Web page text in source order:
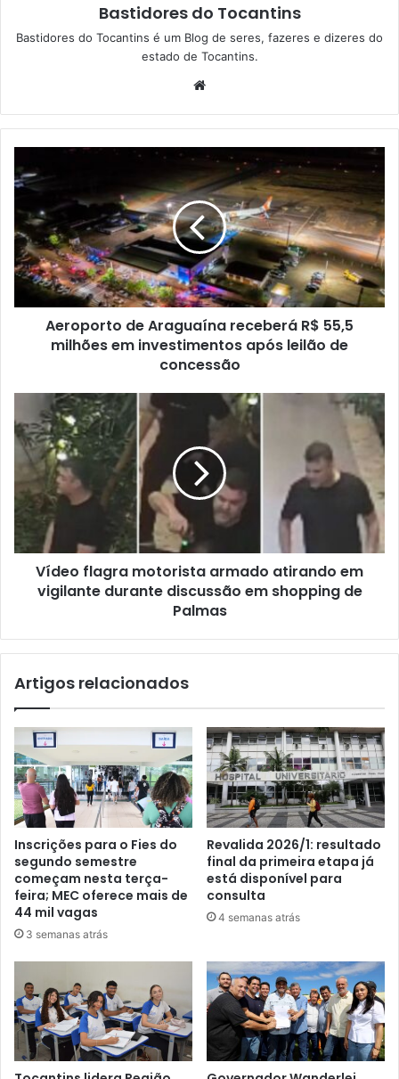
Bastidores do Tocantins
Bastidores do Tocantins é um Blog de seres, fazeres e dizeres do
estado de Tocantins.
b
s
t
e
Aeroporto de Araguaína receberá R$ 55,5
milhões em investimentos após leilão de
concessão
Vídeo flagra motorista armado atirando em
vigilante durante discussão em shopping de
Palmas
Artigos relacionados
Inscrições para o Fies do
segundo semestre
começam nesta terça-
feira; MEC oferece mais de
44 mil vagas
3 semanas atrás
Revalida 2026/1: resultado
final da primeira etapa já
está disponível para
consulta
4 semanas atrás